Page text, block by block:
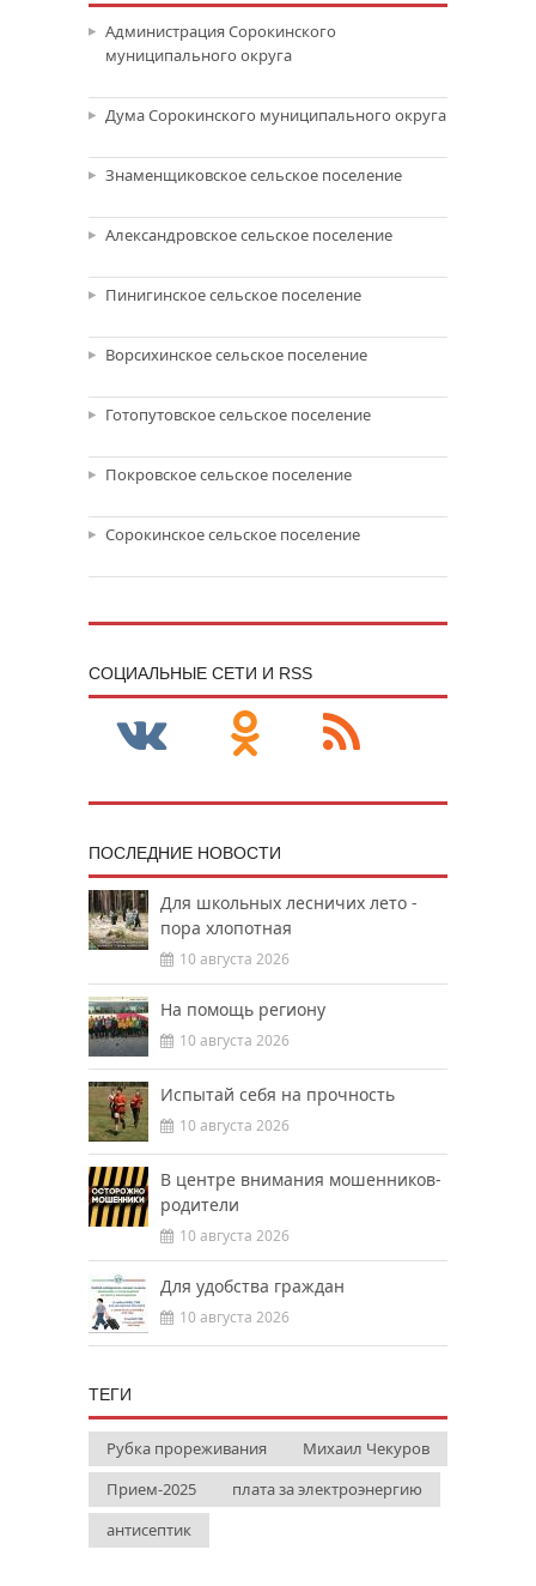
Администрация Сорокинского
муниципального округа
Дума Сорокинского муниципального округа
Знаменщиковское сельское поселение
Александровское сельское поселение
Пинигинское сельское поселение
Ворсихинское сельское поселение
Готопутовское сельское поселение
Покровское сельское поселение
Сорокинское сельское поселение
CОЦИАЛЬНЫЕ СЕТИ И RSS
ПОСЛЕДНИЕ НОВОСТИ
Для школьных лесничих лето -
пора хлопотная
10 августа 2026
На помощь региону
10 августа 2026
Испытай себя на прочность
10 августа 2026
В центре внимания мошенников-
родители
10 августа 2026
Для удобства граждан
10 августа 2026
ТЕГИ
Рубка прореживания
Михаил Чекуров
Прием-2025
плата за электроэнергию
антисептик